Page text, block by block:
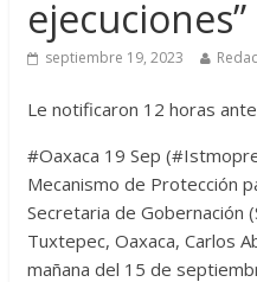
ejecuciones”
septiembre 19, 2023
Le notificaron 12 horas
#Oaxaca 19 Sep
Mecanismo de Protección
Secretaria de Gobernación
Tuxtepec, Oaxaca, Carlos
mañana del 15 de